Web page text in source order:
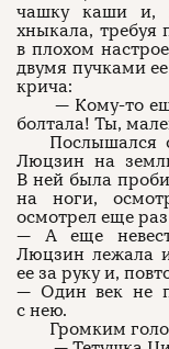
чашку каши и,
хныкала,
в плохом
двумя пучками
крича:
— Кому-то
болтала! Ты,
Послышался
Люцзин на
В ней была
на ноги,
осмотрел еще
— А еще
Люцзин лежала
ее за руку и,
— Один век не
с нею.
Громким